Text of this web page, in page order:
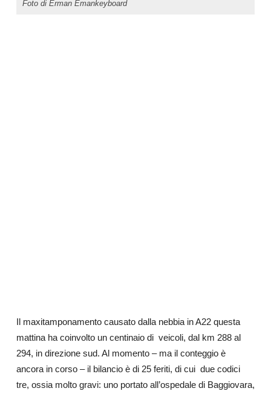
Foto di Erman Emankeyboard
Il maxitamponamento causato dalla nebbia in A22 questa
mattina ha coinvolto un centinaio di veicoli, dal km 288 al
294, in direzione sud. Al momento – ma il conteggio è
ancora in corso – il bilancio è di 25 feriti, di cui due codici
tre, ossia molto gravi: uno portato all’ospedale di Baggiovara,